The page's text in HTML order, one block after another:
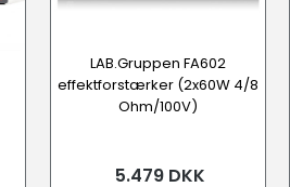
LAB.Gruppen FA602
effektforstærker (2x60W 4/8
Ohm/100V)
5.479 DKK